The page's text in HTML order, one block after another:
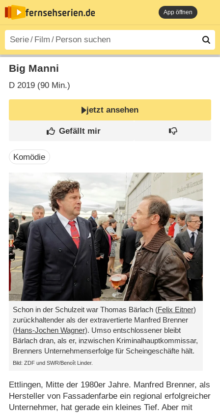
App öffnen
Big Manni
D2019 (90 Min.)
jetzt ansehen
Komödie
Schon in der Schulzeit war Thomas Bärlach (Felix Eitner)
zurückhaltender als der extravertierte Manfred Brenner
(Hans-Jochen Wagner). Umso entschlossener bleibt
Bärlach dran, als er, inzwischen Kriminalhauptkommissar,
Brenners Unternehmenserfolge für Scheingeschäfte hält.
Bild: ZDF und SWR/​Benoît Linder.
Ettlingen, Mitte der 1980er Jahre. Manfred Brenner, als
Hersteller von Fassadenfarbe ein regional erfolgreicher
Unternehmer, hat gerade ein kleines Tief. Aber mit